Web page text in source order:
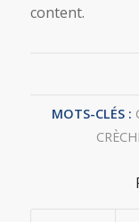
content.
MOTS-CLÉS :